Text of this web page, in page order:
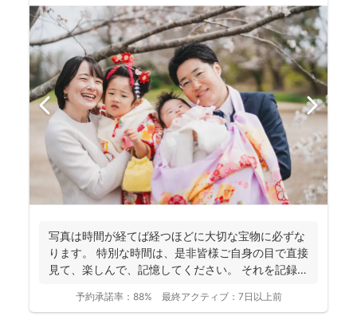
写真は時間が経てば経つほどに大切な宝物に必ずな
ります。 特別な時間は、是非皆様ご自身の目で直接
見て、楽しんで、記憶してください。 それを記録す
予約承諾率： 88% 最終アクティブ： 7日以上前